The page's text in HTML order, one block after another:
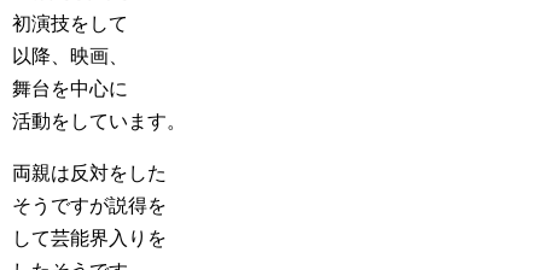
初演技をして
以降、映画、
舞台を中心に
活動をしています。
両親は反対をした
そうですが説得を
して芸能界入りを